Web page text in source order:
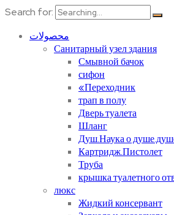
Search for:
محصولات
Санитарный узел здания
Смывной бачок
сифон
«Переходник
трап в полу
Дверь туалета
Шланг
Душ.Наука о
Картридж.Пистолет
Труба
крышка туалетного
люкс
Жидкий консервант